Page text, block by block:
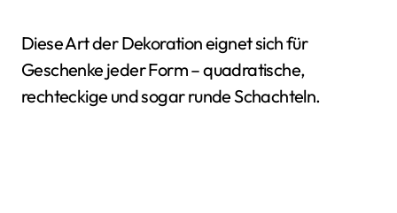
Diese Art der Dekoration eignet sich für
Geschenke jeder Form – quadratische,
rechteckige und sogar runde Schachteln.